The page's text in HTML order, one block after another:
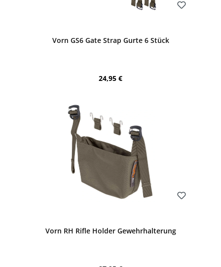
Vorn GS6 Gate Strap Gurte 6 Stück
Regulärer Preis:
24,95 €
Vorn RH Rifle Holder Gewehrhalterung